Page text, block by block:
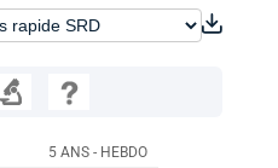
5 ANS - HEBDO